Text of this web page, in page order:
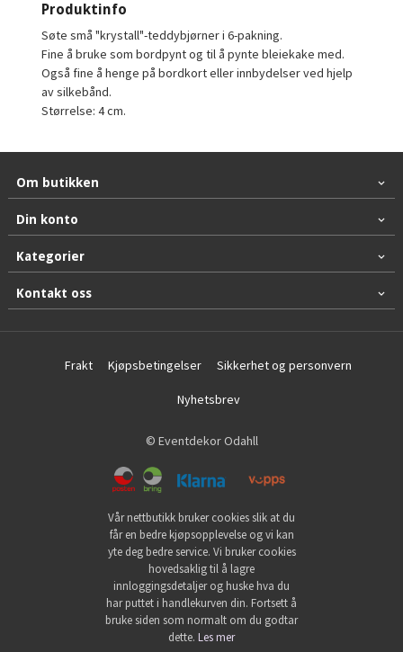
Produktinfo
Søte små "krystall"-teddybjørner i 6-pakning.
Fine å bruke som bordpynt og til å pynte bleiekake med.
Også fine å henge på bordkort eller innbydelser ved hjelp
av silkebånd.
Størrelse: 4 cm.
Om butikken
Din konto
Kategorier
Kontakt oss
Frakt Kjøpsbetingelser Sikkerhet og personvern
Nyhetsbrev
© Eventdekor Odahll
Vår nettbutikk bruker cookies slik at du
får en bedre kjøpsopplevelse og vi kan
yte deg bedre service. Vi bruker cookies
hovedsaklig til å lagre
innloggingsdetaljer og huske hva du
har puttet i handlekurven din. Fortsett å
bruke siden som normalt om du godtar
dette. Les mer